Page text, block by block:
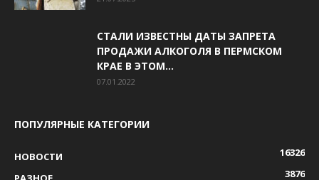
СТАЛИ ИЗВЕСТНЫ ДАТЫ ЗАПРЕТА
ПРОДАЖИ АЛКОГОЛЯ В ПЕРМСКОМ
КРАЕ В ЭТОМ...
07.01.2022
ПОПУЛЯРНЫЕ КАТЕГОРИИ
НОВОСТИ
16326
3876